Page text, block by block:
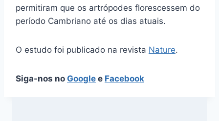
permitiram que os artrópodes florescessem do
período Cambriano até os dias atuais.
O estudo foi publicado na revista Nature.
Siga-nos no Google e Facebook